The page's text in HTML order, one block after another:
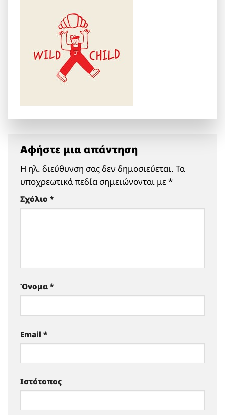
Αφήστε μια απάντηση
Η ηλ. διεύθυνση σας δεν δημοσιεύεται. Τα
υποχρεωτικά πεδία σημειώνονται με*
Σχόλιο *
Όνομα *
Email *
Ιστότοπος